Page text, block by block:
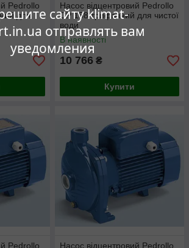
сайту klimat-
отправлять вам
уведомления
Pedrollo
для
Насос відцентровий Pedrollo
CP 158 трифазний для чистої
води
В наявності
10 766 ₴
Купити
Pedrollo
Насос відцентровий Pedrollo